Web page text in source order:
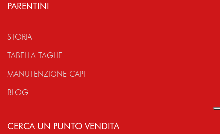
PARENTINI
STORIA
TABELLA TAGLIE
MANUTENZIONE CAPI
BLOG
CERCA UN PUNTO VENDITA